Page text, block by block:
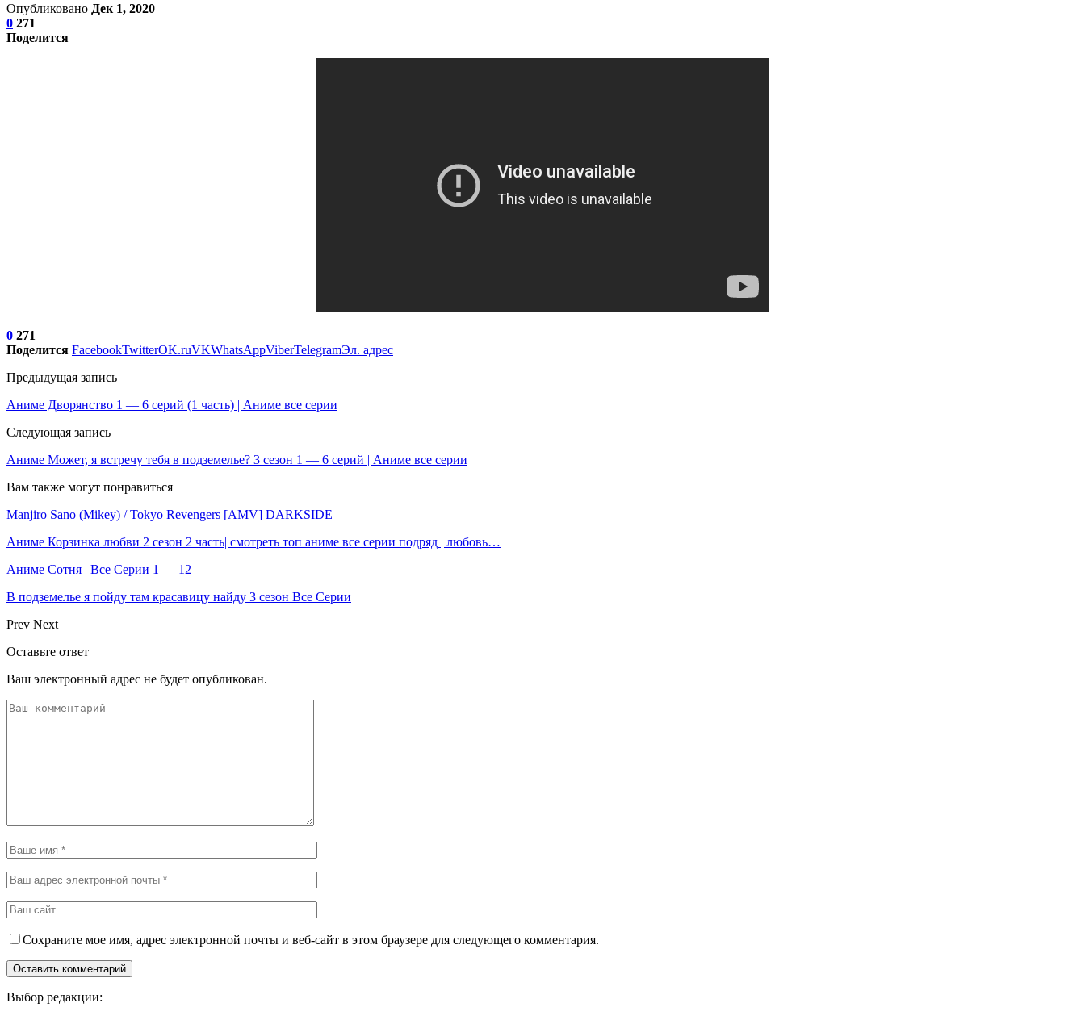
Опубликовано Дек 1, 2020
0 271
Поделится
0 271
Поделится FacebookTwitterOK.ruVKWhatsAppViberTelegramЭл. адрес
Предыдущая запись
Аниме Дворянство 1 — 6 серий (1 часть) | Аниме все серии
Следующая запись
Аниме Может, я встречу тебя в подземелье? 3 сезон 1 — 6 серий | Аниме все серии
Вам также могут понравиться
Manjiro Sano (Mikey) / Tokyo Revengers [AMV] DARKSIDE
Аниме Корзинка любви 2 сезон 2 часть| смотреть топ аниме все серии подряд | любовь…
Аниме Сотня | Все Серии 1 — 12
В подземелье я пойду там красавицу найду 3 сезон Все Серии
Prev Next
Оставьте ответ
Ваш электронный адрес не будет опубликован.
Сохраните мое имя, адрес электронной почты и веб-сайт в этом браузере для следующего комментария.
Выбор редакции: